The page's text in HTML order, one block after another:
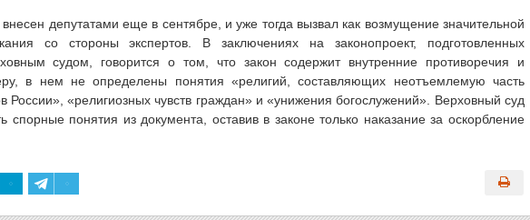
депутатами еще в сентябре, и уже тогда вызвал как возмущение значительной
со стороны экспертов. В заключениях на законопроект, подготовленных
судом, говорится о том, что закон содержит внутренние противоречия и
в нем не определены понятия «религий, составляющих неотъемлемую часть
России», «религиозных чувств граждан» и «унижения богослужений». Верховный суд
спорные понятия из документа, оставив в законе только наказание за оскорбление